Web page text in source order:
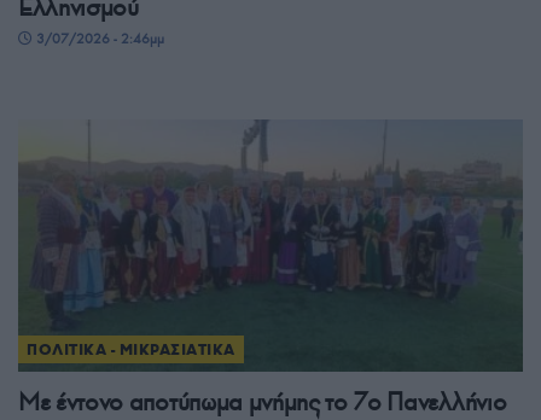
Ελληνισμού
3/07/2026 - 2:46μμ
ΠΟΛΙΤΙΚΑ - ΜΙΚΡΑΣΙΑΤΙΚΑ
Με έντονο αποτύπωμα μνήμης το 7ο Πανελλήνιο